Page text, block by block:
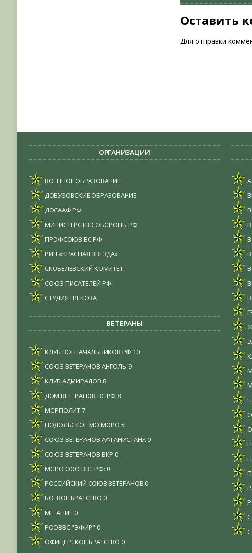
Оставить
Для отправки
ОРГАНИЗАЦИИ
ВОЕННОЕ ОБРАЗОВАНИЕ
ДОВУЗОВСКИЕ ОБРАЗОВАНИЕ
ДОСААФ РФ
МИНИСТЕРСТВО ОБОРОНЫ РФ
ПРОФСОЮЗ ВС РФ
РИЦ «КРАСНАЯ ЗВЕЗДА»
СКОБЕЛЕВСКИЙ КОМИТЕТ
СОЮЗ ПИСАТЕЛЕЙ РФ
СТУДИЯ ГРЕКОВА
ВЕТЕРАНЫ
КЛУБ ВОЕНАЧАЛЬНИКОВ РФ 10
СОЮЗ ВЕТЕРАНОВ АНГОЛЫ 9
КЛУБ АДМИРАЛОВ 8
ДОМ ВЕТЕРАНОВ ВС РФ 8
МОРПОЛИТ7
ПОДОЛЬСКОЕ МО МОРО 5
СОЮЗ ВЕТЕРАНОВ АФГАНИСТАНА0
СОЮЗ ВЕТЕРАНОВ ВКР 0
МОРО ООО ВВС РФ: 0
РОССИЙСКИЙ СОЮЗ ВЕТЕРАНОВ 0
БОЕВОЕ БРАТСТВО 0
МЕГАПИР 0
РООВВС "ЭФИР" 0
ОФИЦЕРСКОЕ БРАТСТВО 0